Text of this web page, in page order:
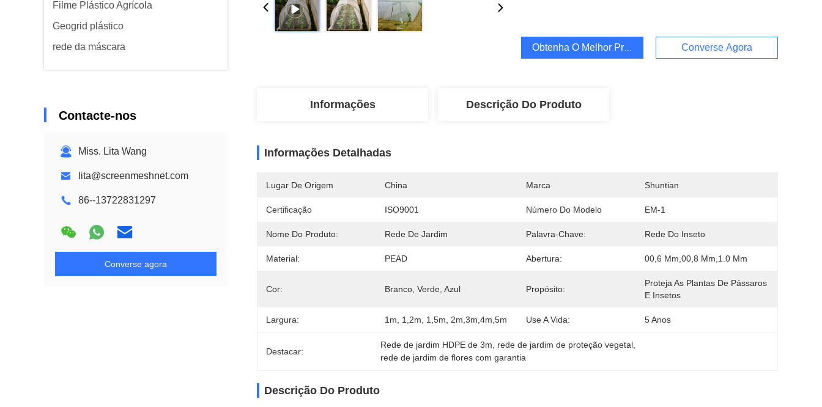
Filme Plástico Agrícola
Geogrid plástico
rede da máscara
Contacte-nos
Miss. Lita Wang
lita@screenmeshnet.com
86--13722831297
Converse agora
Obtenha O Melhor Preço Converse Agora
Informações Descrição Do Produto
Informações Detalhadas
Lugar De Origem China Marca Shuntian
Certificação ISO9001 Número Do Modelo EM-1
Nome Do Produto: Rede De Jardim Palavra-Chave: Rede Do Inseto
Material: PEAD Abertura: 00,6 Mm,00,8 Mm,1.0 Mm
Cor: Branco, Verde, Azul Propósito:
Proteja As Plantas De Pássaros
E Insetos
Largura: 1m, 1,2m, 1,5m, 2m,3m,4m,5m Use A Vida: 5 Anos
Destacar:
Rede de jardim HDPE de 3m rede de jardim de proteção vegetal
rede de jardim de flores com garantia
Descrição Do Produto